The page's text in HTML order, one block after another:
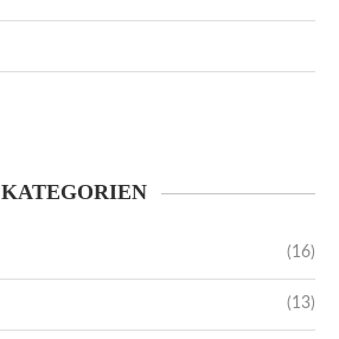
KATEGORIEN
(16)
(13)